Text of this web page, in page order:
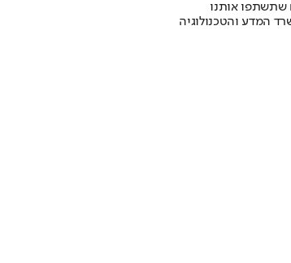
שתשתפו אותנו
המדע והטכנולוגיה